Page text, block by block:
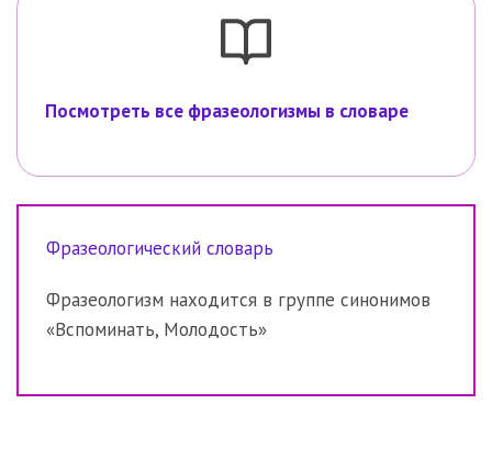
Посмотреть все фразеологизмы в словаре
Фразеологический словарь
Фразеологизм находится в группе синонимов
«Вспоминать, Молодость»